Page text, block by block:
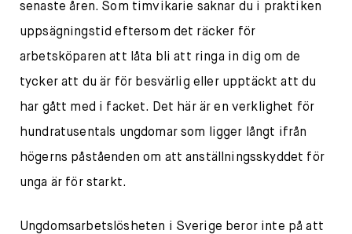
senaste åren. Som timvikarie saknar du i praktiken
uppsägningstid eftersom det räcker för
arbetsköparen att låta bli att ringa in dig om de
tycker att du är för besvärlig eller upptäckt att du
har gått med i facket. Det här är en verklighet för
hundratusentals ungdomar som ligger långt ifrån
högerns påståenden om att anställningsskyddet för
unga är för starkt.
Ungdomsarbetslösheten i Sverige beror inte på att